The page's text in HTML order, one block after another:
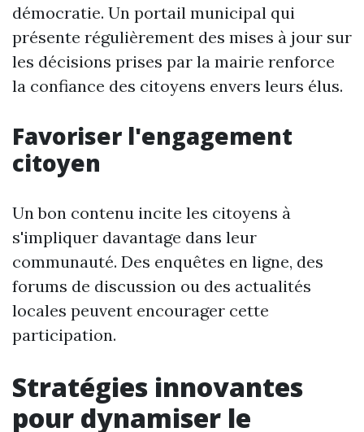
démocratie. Un portail municipal qui
présente régulièrement des mises à jour sur
les décisions prises par la mairie renforce
la confiance des citoyens envers leurs élus.
Favoriser l'engagement
citoyen
Un bon contenu incite les citoyens à
s'impliquer davantage dans leur
communauté. Des enquêtes en ligne, des
forums de discussion ou des actualités
locales peuvent encourager cette
participation.
Stratégies innovantes
pour dynamiser le